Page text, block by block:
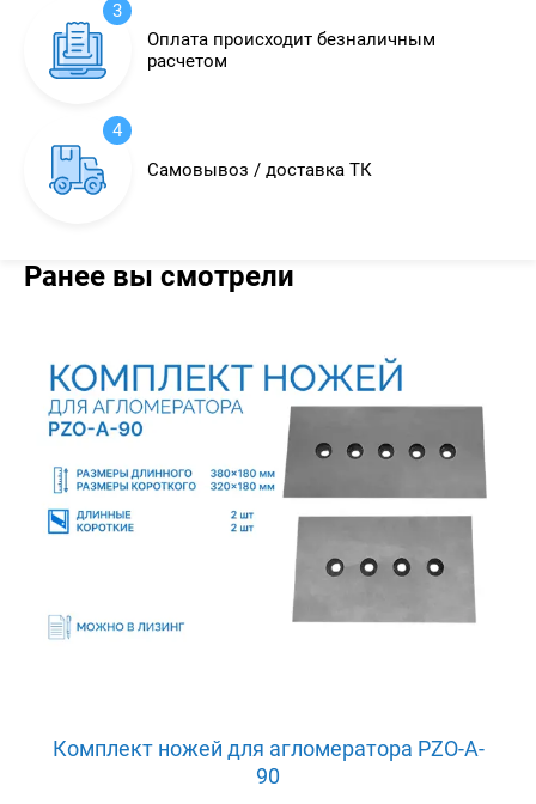
3
Оплата происходит безналичным
расчетом
4
Самовывоз / доставка ТК
Ранее вы смотрели
Комплект ножей для агломератора PZO-A-
90